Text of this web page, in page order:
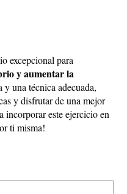
excepcional para
y aumentar la
una técnica adecuada,
y disfrutar de una mejor
incorporar este ejercicio en
ti misma!